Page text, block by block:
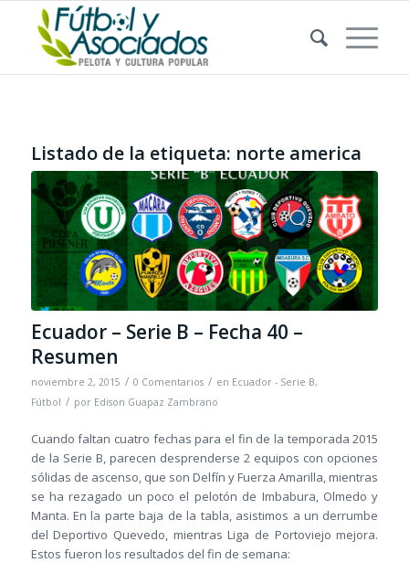
Listado de la etiqueta: norte america
Ecuador – Serie B – Fecha 40 –
Resumen
noviembre 2, 2015 / 0 Comentarios / en Ecuador - Serie B,
Fútbol / por Edison Guapaz Zambrano
Cuando faltan cuatro fechas para el fin de la temporada 2015
de la Serie B, parecen desprenderse 2 equipos con opciones
sólidas de ascenso, que son Delfín y Fuerza Amarilla, mientras
se ha rezagado un poco el pelotón de Imbabura, Olmedo y
Manta. En la parte baja de la tabla, asistimos a un derrumbe
del Deportivo Quevedo, mientras Liga de Portoviejo mejora.
Estos fueron los resultados del fin de semana: